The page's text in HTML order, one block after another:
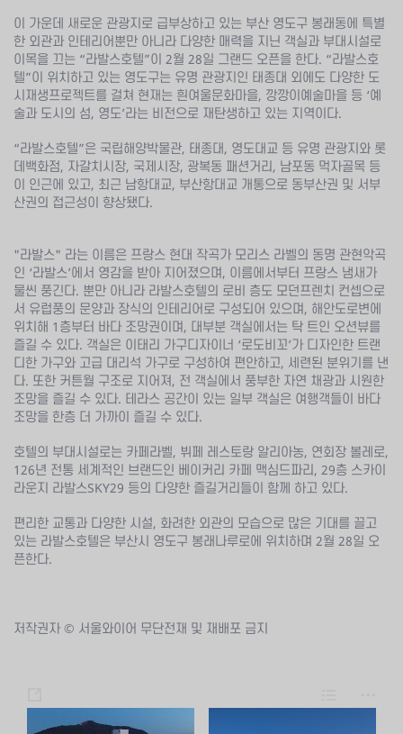
이 가운데 새로운 관광지로 급부상하고 있는 부산 영도구 봉래동에 특별
한 외관과 인테리어뿐만 아니라 다양한 매력을 지닌 객실과 부대시설로
이목을 끄는 “라발스호텔”이 2월 28일 그랜드 오픈을 한다. “라발스호
텔”이 위치하고 있는 영도구는 유명 관광지인 태종대 외에도 다양한 도
시재생프로젝트를 걸쳐 현재는 흰여울문화마을, 깡깡이예술마을 등 ‘예
술과 도시의 섬, 영도’라는 비전으로 재탄생하고 있는 지역이다.
“라발스호텔”은 국립해양박물관, 태종대, 영도대교 등 유명 관광지와 롯
데백화점, 자갈치시장, 국제시장, 광복동 패션거리, 남포동 먹자골목 등
이 인근에 있고, 최근 남항대교, 부산항대교 개통으로 동부산권 및 서부
산권의 접근성이 향상됐다.
"라발스" 라는 이름은 프랑스 현대 작곡가 모리스 라벨의 동명 관현악곡
인 ‘라발스’에서 영감을 받아 지어졌으며, 이름에서부터 프랑스 냄새가
물씬 풍긴다. 뿐만 아니라 라발스호텔의 로비 층도 모던프렌치 컨셉으로
서 유럽풍의 문양과 장식의 인테리어로 구성되어 있으며, 해안도로변에
위치해 1층부터 바다 조망권이며, 대부분 객실에서는 탁 트인 오션뷰를
즐길 수 있다. 객실은 이태리 가구디자이너 ‘로도비꼬’가 디자인한 트랜
디한 가구와 고급 대리석 가구로 구성하여 편안하고, 세련된 분위기를 낸
다. 또한 커튼월 구조로 지어져, 전 객실에서 풍부한 자연 채광과 시원한
조망을 즐길 수 있다. 테라스 공간이 있는 일부 객실은 여행객들이 바다
조망을 한층 더 가까이 즐길 수 있다.
호텔의 부대시설로는 카페라벨, 뷔페 레스토랑 알리아농, 연회장 볼레로,
126년 전통 세계적인 브랜드인 베이커리 카페 맥심드파리, 29층 스카이
라운지 라발스SKY29 등의 다양한 즐길거리들이 함께 하고 있다.
편리한 교통과 다양한 시설, 화려한 외관의 모습으로 많은 기대를 끌고
있는 라발스호텔은 부산시 영도구 봉래나루로에 위치하며 2월 28일 오
픈한다.
저작권자 © 서울와이어 무단전재 및 재배포 금지